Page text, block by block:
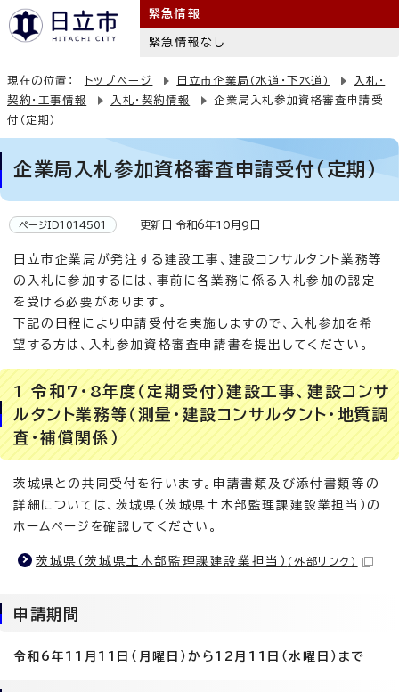
緊急情報
緊急情報なし
現在の位置： トップページ 日立市企業局（水道・下水道）
入札・
契約・工事情報
入札・契約情報
企業局入札参加資格審査申請受
付（定期）
企業局入札参加資格審査申請受付（定期）
ページID1014501 更新日 令和6年10月9日
日立市企業局が発注する建設工事、建設コンサルタント業務等
の入札に参加するには、事前に各業務に係る入札参加の認定
を受ける必要があります。
下記の日程により申請受付を実施しますので、入札参加を希
望する方は、入札参加資格審査申請書を提出してください。
1 令和7・8年度（定期受付）建設工事、建設コンサ
ルタント業務等（測量・建設コンサルタント・地質調
査・補償関係）
茨城県との共同受付を行います。申請書類及び添付書類等の
詳細については、茨城県（茨城県土木部監理課建設業担当）の
ホームページを確認してください。
茨城県（茨城県土木部監理課建設業担当） （外部リンク）
申請期間
令和6年11月11日（月曜日）から12月11日（水曜日）まで